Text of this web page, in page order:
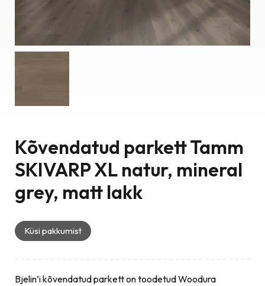
Kõvendatud parkett Tamm
SKIVARP XL natur, mineral
grey, matt lakk
Küsi pakkumist
Bjelin’i kõvendatud parkett on toodetud Woodura